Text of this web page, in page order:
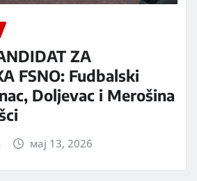
ZA
FSNO: Fudbalski
Doljevac i Merošina
мај 13, 2026